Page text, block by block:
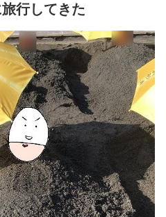
行してきた